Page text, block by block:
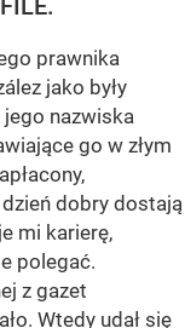
prawnika
jako były
jego nazwiska
go w złym
dobry dostają
mi karierę,
polegać.
z gazet
Wtedy udał się